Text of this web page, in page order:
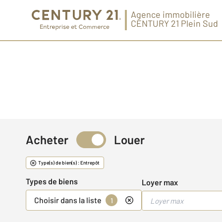
Agence immobilière
CENTURY 21 Plein Sud
Immobilier d'entreprise
Acheter Louer
Type(s) de bien(s) : Entrepôt
Types de biens
Choisir dans la liste
1
Loyer max